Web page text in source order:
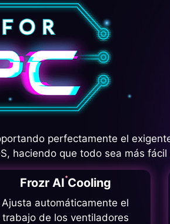
perfectamente el
haciendo que todo sea más fácil
Frozr AI Cooling
Ajusta automáticamente el
trabajo de los ventiladores